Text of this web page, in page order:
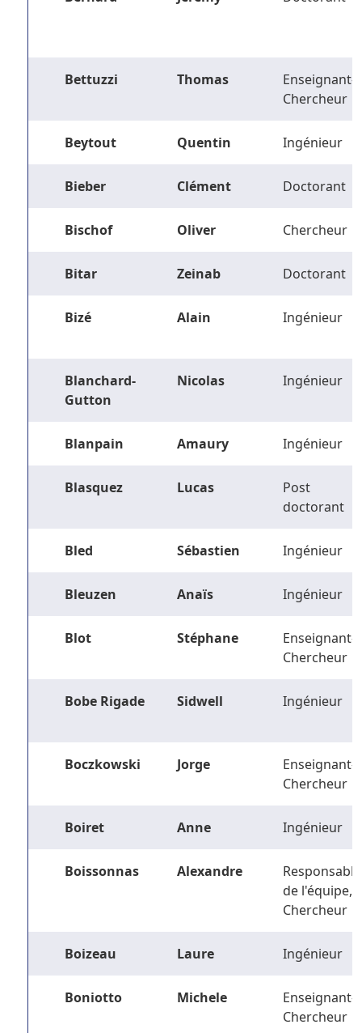
Bettuzzi Thomas
Enseignant-
Chercheur
Beytout Quentin Ingénieur
Bieber Clément Doctorant
Bischof Oliver Chercheur
Bitar Zeinab Doctorant
Bizé Alain Ingénieur
Blanchard-
Gutton
Nicolas Ingénieur
Blanpain Amaury Ingénieur
Blasquez Lucas
Post
doctorant
Bled Sébastien Ingénieur
Bleuzen Anaïs Ingénieur
Blot Stéphane
Enseignant-
Chercheur
Bobe Rigade Sidwell Ingénieur
Boczkowski Jorge
Enseignant-
Chercheur
Boiret Anne Ingénieur
Boissonnas Alexandre
Responsable
de l'équipe,
Chercheur
Boizeau Laure Ingénieur
Boniotto Michele
Enseignant-
Chercheur